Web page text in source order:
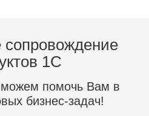
сопровождение
1C
помочь Вам в
бизнес-задач!